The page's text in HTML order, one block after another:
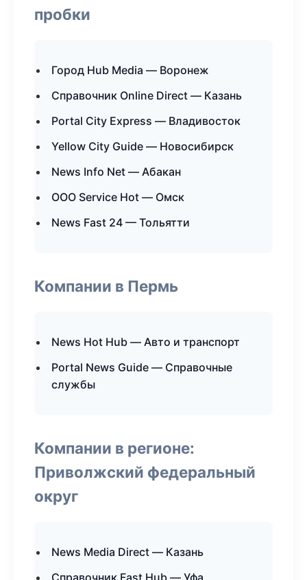
пробки
Город Hub Media — Воронеж
Справочник Online Direct — Казань
Portal City Express — Владивосток
Yellow City Guide — Новосибирск
News Info Net — Абакан
ООО Service Hot — Омск
News Fast 24 — Тольятти
Компании в Пермь
News Hot Hub — Авто и транспорт
Portal News Guide — Справочные
службы
Компании в регионе:
Приволжский федеральный
округ
News Media Direct — Казань
Справочник Fast Hub — Уфа